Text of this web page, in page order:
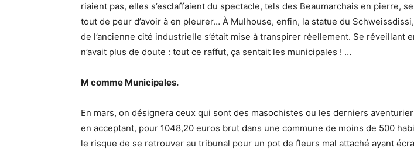
riaient pas, elles s’esclaffaient du spectacle, tels des Beaumarchais en pierre,
tout de peur d’avoir à en pleurer… À Mulhouse, enfin, la statue du
de l’ancienne cité industrielle s’était mise à transpirer réellement. Se réveillant
n’avait plus de doute : tout ce raffut, ça sentait les municipales ! …
M comme Municipales.
En mars, on désignera ceux qui sont des masochistes ou les derniers
en acceptant, pour 1048,20 euros brut dans une commune de moins de 500
le risque de se retrouver au tribunal pour un pot de fleurs mal attaché ayant